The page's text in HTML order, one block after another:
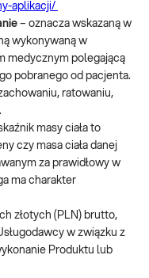
aplikacji/
– oznacza wskazaną w
wykonywaną w
medycznym polegającą
pobranego od pacjenta.
ratowaniu,
masy ciała to
czy masa ciała danej
za prawidłowy w
ma charakter
złotych (PLN) brutto,
w związku z
Produktu lub